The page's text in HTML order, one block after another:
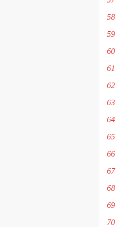
58
59
60
61
62
63
64
65
66
67
68
69
70